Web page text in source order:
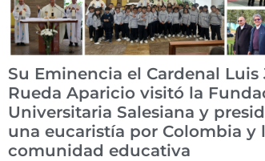
Su Eminencia el Cardenal Luis
Rueda Aparicio visitó la
Universitaria Salesiana y
una eucaristía por Colombia y
comunidad educativa